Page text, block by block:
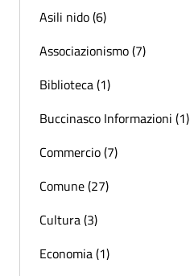
Asili nido (6)
Associazionismo (7)
Biblioteca (1)
Buccinasco Informazioni (1)
Commercio (7)
Comune (27)
Cultura (3)
Economia (1)